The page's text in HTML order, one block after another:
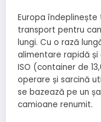
Europa
transport pentru
lungi. Cu o rază
alimentare rapidă
ISO (container de
operare și sarcină
se bazează pe un
camioane renumit.